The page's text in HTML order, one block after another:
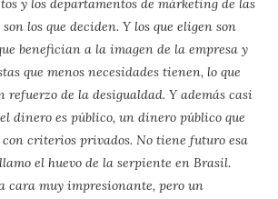
y los departamentos de márketing de las
son los que deciden. Y los que eligen son
benefician a la imagen de la empresa y
que menos necesidades tienen, lo que
refuerzo de la desigualdad. Y además casi
dinero es público, un dinero público que
con criterios privados. No tiene futuro esa
el huevo de la serpiente en Brasil.
cara muy impresionante, pero un